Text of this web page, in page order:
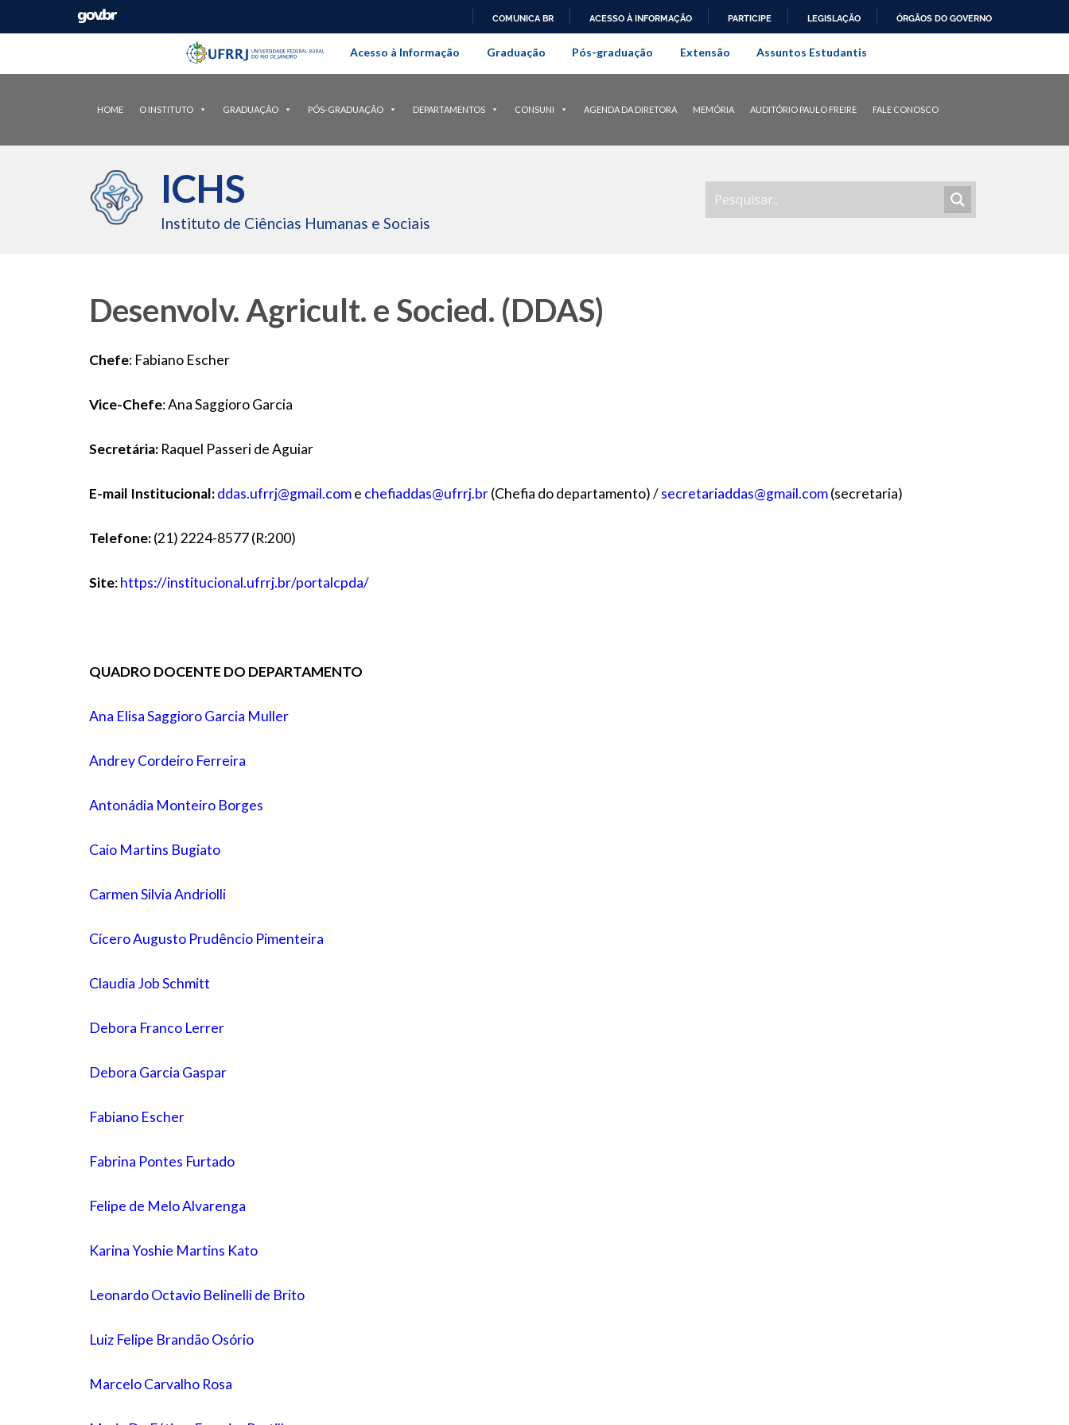
PARA
O
COMUNICA BR ACESSO À INFORMAÇÃO PARTICIPE LEGISLAÇÃO ÓRGÃOS DO GOVERNO
Pular barra institucional
Barra institucional da Universidade Federal Rural do Rio de Janeiro
Acesso à Informação Graduação Pós-graduação Extensão Assuntos Estudantis
HOME O INSTITUTO GRADUAÇÃO PÓS-GRADUAÇÃO DEPARTAMENTOS CONSUNI AGENDA DA DIRETORA MEMÓRIA AUDITÓRIO PAULO FREIRE FALE CONOSCO
ICHS
Instituto de Ciências Humanas e Sociais
Desenvolv. Agricult. e Socied. (DDAS)
Chefe: Fabiano Escher
Vice-Chefe: Ana Saggioro Garcia
Secretária: Raquel Passeri de Aguiar
E-mail Institucional:ddas.ufrrj@gmail.come chefiaddas@ufrrj.br(Chefia do departamento) /secretariaddas@gmail.com(secretaria)
Telefone:(21)2224-8577 (R:200)
Site:https://institucional.ufrrj.br/portalcpda/
QUADRO DOCENTE DO DEPARTAMENTO
Ana Elisa Saggioro Garcia Muller
Andrey Cordeiro Ferreira
Antonádia Monteiro Borges
Caio Martins Bugiato
Carmen Silvia Andriolli
Cícero Augusto Prudêncio Pimenteira
Claudia Job Schmitt
Debora Franco Lerrer
Debora Garcia Gaspar
Fabiano Escher
Fabrina Pontes Furtado
Felipe de Melo Alvarenga
Karina Yoshie Martins Kato
Leonardo Octavio Belinelli de Brito
Luiz Felipe Brandão Osório
Marcelo Carvalho Rosa